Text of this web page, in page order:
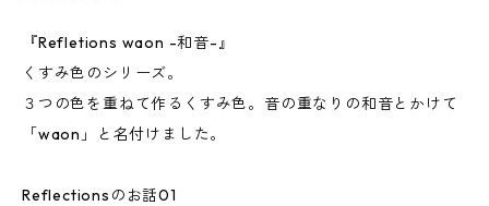
『Refletions waon -和音-』
くすみ色のシリーズ。
３つの色を重ねて作るくすみ色。音の重なりの和音とかけて
「waon」と名付けました。
Reflectionsのお話01